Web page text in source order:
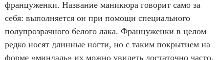
француженки. Название маникюра говорит само за
себя: выполняется он при помощи специального
полупрозрачного белого лака. Француженки в целом
редко носят длинные ногти, но с таким покрытием на
форме «миндаль» их можно увидеть достаточно часто.